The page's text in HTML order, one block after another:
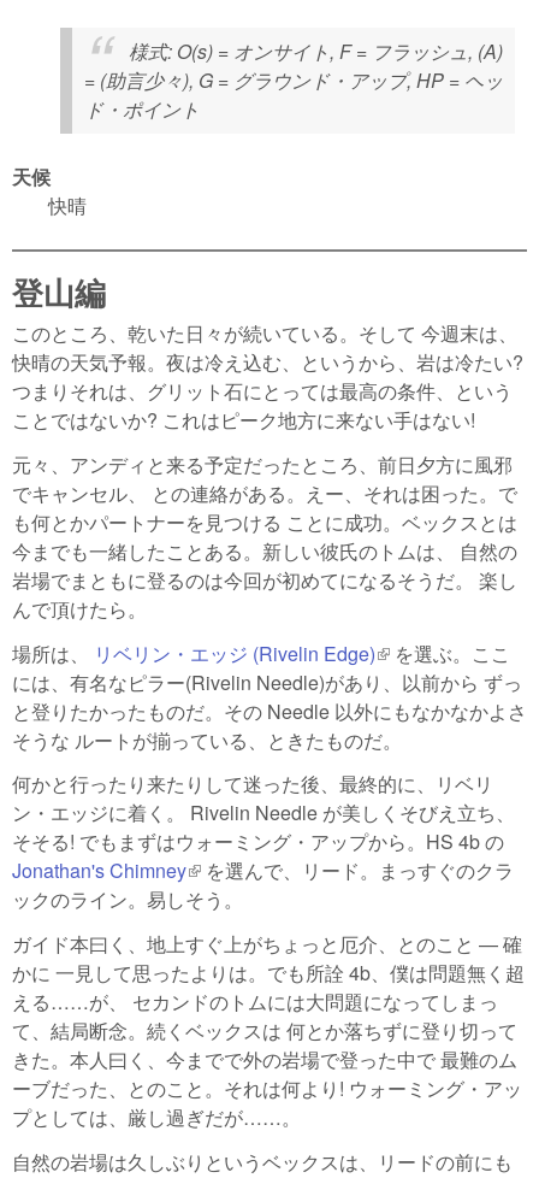
様式: O(s) = オンサイト, F = フラッシュ, (A)
= (助言少々), G = グラウンド・アップ, HP = ヘッ
ド・ポイント
天候
快晴
登山編
このところ、乾いた日々が続いている。そして 今週末は、
快晴の天気予報。夜は冷え込む、というから、岩は冷たい?
つまりそれは、グリット石にとっては最高の条件、という
ことではないか? これはピーク地方に来ない手はない!
元々、アンディと来る予定だったところ、前日夕方に風邪
でキャンセル、 との連絡がある。えー、それは困った。で
も何とかパートナーを見つける ことに成功。ベックスとは
今までも一緒したことある。新しい彼氏のトムは、 自然の
岩場でまともに登るのは今回が初めてになるそうだ。 楽し
んで頂けたら。
場所は、
リベリン・エッジ (Rivelin Edge)(link is external)
を選ぶ。ここ
には、有名なピラー(Rivelin Needle)があり、以前から ずっ
と登りたかったものだ。その Needle 以外にもなかなかよさ
そうな ルートが揃っている、ときたものだ。
何かと行ったり来たりして迷った後、最終的に、リベリ
ン・エッジに着く。 Rivelin Needle が美しくそびえ立ち、
そそる! でもまずはウォーミング・アップから。HS 4b の
Jonathan's Chimney(link is external)
を選んで、リード。まっすぐのクラ
ックのライン。易しそう。
ガイド本曰く、地上すぐ上がちょっと厄介、とのこと — 確
かに 一見して思ったよりは。でも所詮 4b、僕は問題無く超
える……が、 セカンドのトムには大問題になってしまっ
て、結局断念。続くベックスは 何とか落ちずに登り切って
きた。本人曰く、今までで外の岩場で登った中で 最難のム
ーブだった、とのこと。それは何より! ウォーミング・アッ
プとしては、厳し過ぎだが……。
自然の岩場は久しぶりというベックスは、リードの前にも